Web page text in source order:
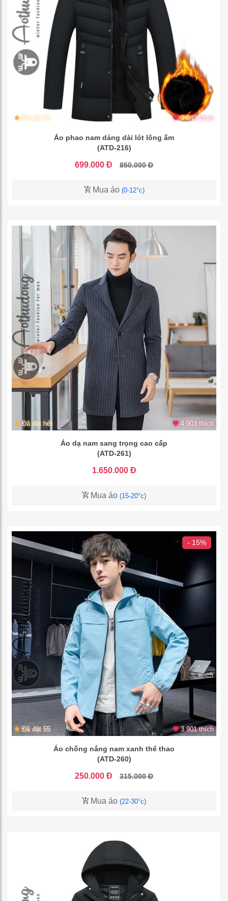
Đã đặt 32 9.040 thích
Áo phao nam dáng dài lót lông ấm
(ATD-216)
699.000 Đ 850.000 Đ
Mua áo (0-12°c)
Đã đặt hết 4.903 thích
Áo dạ nam sang trọng cao cấp
(ATD-261)
1.650.000 Đ
Mua áo (15-20°c)
- 15%
Đã đặt 55 3.901 thích
Áo chống nắng nam xanh thể thao
(ATD-260)
250.000 Đ 315.000 Đ
Mua áo (22-30°c)